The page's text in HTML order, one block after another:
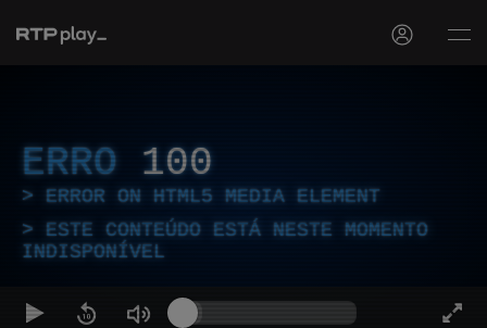
ERRO 100
ERROR ON HTML5 MEDIA ELEMENT
ESTE CONTEÚDO ESTÁ NESTE MOMENTO
INDISPONÍVEL